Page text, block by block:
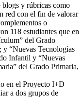
blogs y rúbricas como
red con el fin de valorar
o
118 estudiantes que en
del Grado
y “Nuevas Tecnologías
Infantil y “Nuevas
del Grado Primaria,
en el Proyecto I+D
a dos grupos de